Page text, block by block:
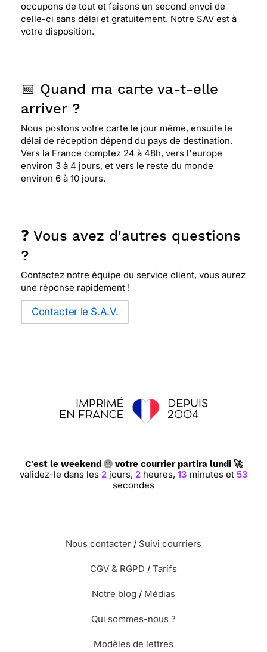
occupons de tout et faisons un second envoi de
celle-ci sans délai et gratuitement. Notre SAV est à
votre disposition.
📅 Quand ma carte va-t-elle
arriver ?
Nous postons votre carte le jour même, ensuite le
délai de réception dépend du pays de destination.
Vers la France comptez 24 à 48h, vers l'europe
environ 3 à 4 jours, et vers le reste du monde
environ 6 à 10 jours.
❓ Vous avez d'autres questions
?
Contactez notre équipe du service client, vous aurez
une réponse rapidement !
Contacter le S.A.V.
C'est le weekend votre courrier partira lundi 🚀
validez-le dans les 2jours, 2heures, 13 minutes et 53
secondes
Nous contacter / Suivi courriers
CGV & RGPD / Tarifs
Notre blog / Médias
Qui sommes-nous ?
Modèles de lettres